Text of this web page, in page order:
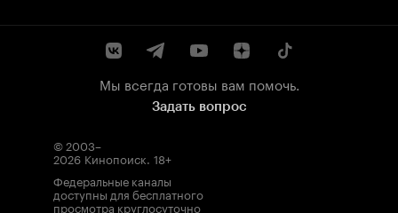
Мы всегда готовы вам помочь.
Задать вопрос
© 2003–
2026 Кинопоиск. 18+
Федеральные каналы
доступны для бесплатного
просмотра круглосуточно